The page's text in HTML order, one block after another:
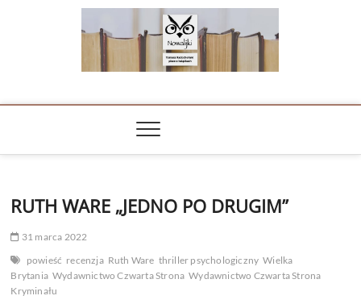
NOWALIJKI
RUTH WARE „JEDNO PO DRUGIM”
31 marca 2022
powieść recenzja Ruth Ware thriller psychologiczny Wielka
Brytania Wydawnictwo Czwarta Strona Wydawnictwo Czwarta Strona
Kryminału